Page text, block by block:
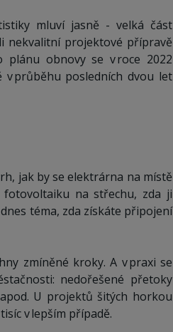
mluví jasně - velká část
nekvalitní projektové přípravě
obnovy se v roce 2022
průběhu posledních dvou let
jak by se elektrárna na místě
na střechu, zda ji
téma, zda získáte připojení
zmíněné kroky. A v praxi se
nedořešené přetoky
U projektů šitých horkou
v lepším případě.